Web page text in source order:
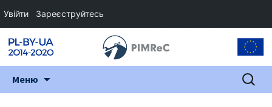
Меню Пошук:
Увійти Зареєструйтесь